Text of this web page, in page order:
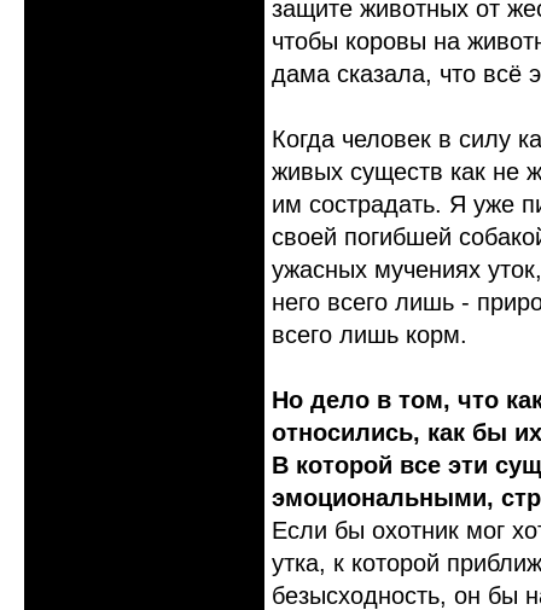
защите животных от
чтобы коровы на
дама сказала, что всё
Когда человек в силу
живых существ как не
им сострадать. Я уже
своей погибшей
ужасных мучениях
него всего лишь -
всего лишь корм.
Но дело в том, что
относились, как бы
В которой все эти
эмоциональными,
Если бы охотник мог
утка, к которой
безысходность, он бы